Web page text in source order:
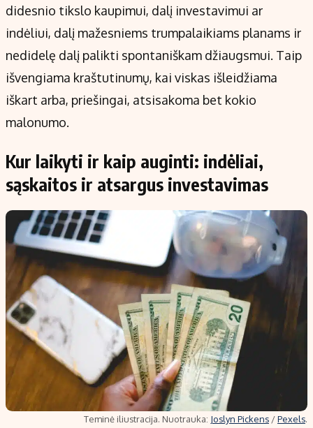
didesnio tikslo kaupimui, dalį investavimui ar
indėliui, dalį mažesniems trumpalaikiams planams ir
nedidelę dalį palikti spontaniškam džiaugsmui. Taip
išvengiama kraštutinumų, kai viskas išleidžiama
iškart arba, priešingai, atsisakoma bet kokio
malonumo.
Kur laikyti ir kaip auginti: indėliai,
sąskaitos ir atsargus investavimas
Teminė iliustracija. Nuotrauka: Joslyn Pickens /Pexels.